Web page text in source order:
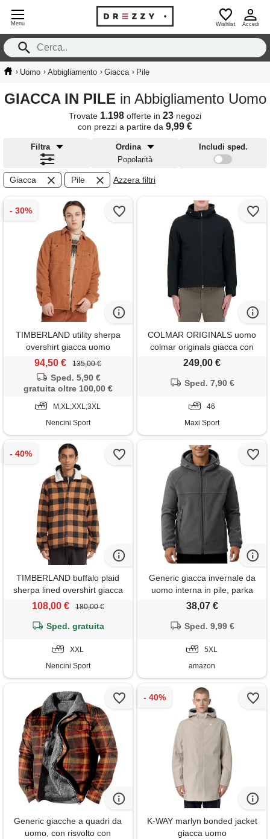
Menu Wishlist Accedi
› Uomo › Abbigliamento › Giacca › Pile
GIACCA IN PILE in Abbigliamento Uomo
Trovate 1.198 offerte in 23 negozi
con prezzi a partire da 9,99 €
Filtra
Ordina
Popolarità
Includi sped.
Giacca Pile Azzera filtri
TIMBERLAND utility sherpa
overshirt giacca uomo
94,50 € 135,00 €
Sped. 5,90 €
gratuita oltre 100,00 €
M;XL;XXL;3XL
Nencini Sport
COLMAR ORIGINALS uomo
colmar originals giacca con
cappucio in soft shell
249,00 €
Sped. 7,90 €
46
Maxi Sport
TIMBERLAND buffalo plaid
sherpa lined overshirt giacca
uomo
108,00 € 180,00 €
Sped. gratuita
XXL
Nencini Sport
Generic giacca invernale da
uomo interna in pile, parka
invernale da uomo,
flanella, con cappuccio, con
giacca da lavoro termica da
uomo, grigio. , 5xl
38,07 €
Sped. 9,99 €
5XL
amazon
Generic giacche a quadri da
uomo, con risvolto con
K-WAY marlyn bonded jacket
giacca uomo